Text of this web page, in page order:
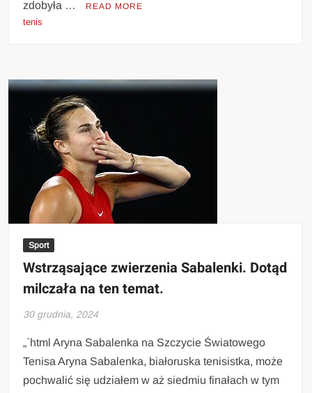
zdobyła … READ MORE
tenis
Sport
Wstrząsające zwierzenia Sabalenki. Dotąd
milczała na ten temat.
30 grudnia, 2024
„`html Aryna Sabalenka na Szczycie Światowego
Tenisa Aryna Sabalenka, białoruska tenisistka, może
pochwalić się udziałem w aż siedmiu finałach w tym